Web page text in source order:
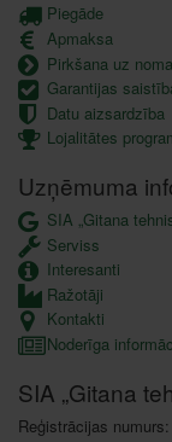
Piegāde
Apmaksa
Pirkšana uz
Garantijas
Datu aizsardzība
Lojalitātes
Uzņēmuma
SIA „Gitana
Serviss
Interesanti
Ražotāji
Kontakti
Noderīga
SIA „Gitana
Reģistrācijas